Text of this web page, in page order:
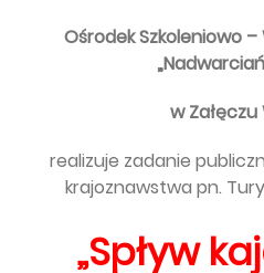
Ośrodek Szkoleniowo
w Załęczu
realizuje zadanie
krajoznawstwa pn.
„Spływ